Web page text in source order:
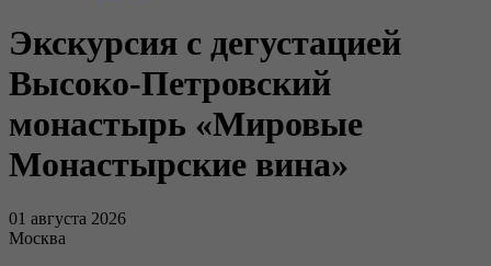
Экскурсия с дегустацией
Высоко-Петровский
монастырь «Мировые
Монастырские вина»
01 августа 2026
Москва